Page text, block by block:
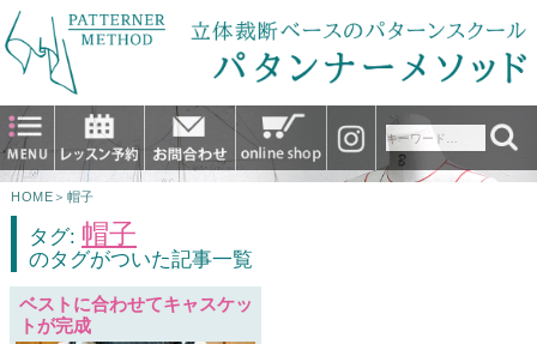
HOME ＞ 帽子
タグ: 帽子
のタグがついた記事一覧
ベストに合わせてキャスケッ
トが完成